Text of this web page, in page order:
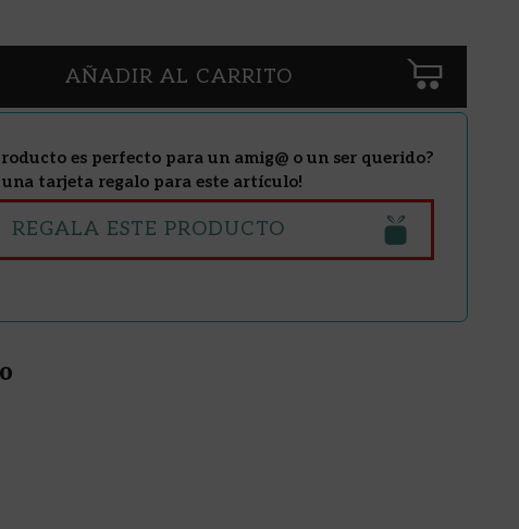
AÑADIR AL CARRITO
es perfecto para un amig@ o un ser querido?
una tarjeta regalo para este artículo!
REGALA ESTE PRODUCTO